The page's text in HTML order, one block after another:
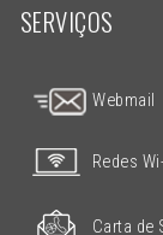
SERVIÇOS
Webmail
Redes
Carta de